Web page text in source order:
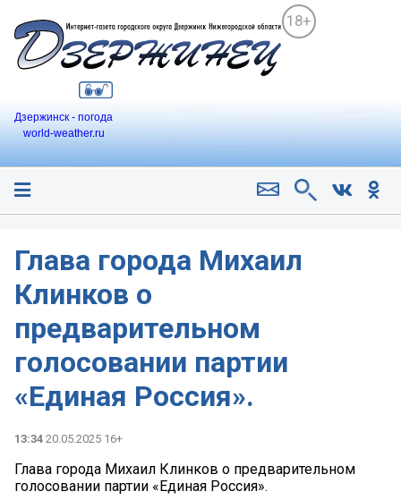
18+
Дзержинск - погода
world-weather.ru
Глава города Михаил
Клинков о
предварительном
голосовании партии
«Единая Россия».
13:34 20.05.2025 16+
Глава города Михаил Клинков о предварительном
голосовании партии «Единая Россия».